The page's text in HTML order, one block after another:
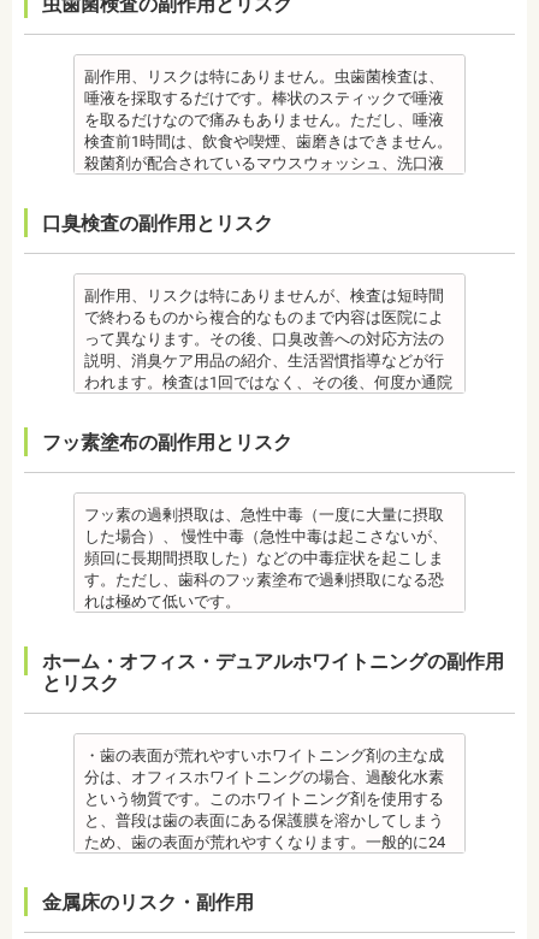
了まで治療できません。）
・虫歯や歯周炎が発生すると一旦、装置を取り外し
て歯科医院で治療をする場合もあります。
・患者様が、取り外しできる矯正装置や補助装置の
装着時間を守っていなかったり、定期的な来院がで
きなかったりした場合は、治療期間が延びる可能性
があります。
・特殊な噛み合わせ、骨の硬さ、歯のかたちの場合
癖が改善されない場合は、治療期間が延びることが
療」を終えて歯並びが改善されても、まだ歯が元の
位置に戻ろうとする傾向があるため、一定期間動か
した歯を正しい位置にとどめておく保定が必要で
す。歯の位置が安定するまでの保定期間には個人差
があるので、治療後も歯科医師の指示を守ってくだ
さい。
先生
日本大学歯学部口腔外科第２講座大学院卒業
歯学博士（口腔外科学）
日本大学歯学部非常勤講師
社会福祉法人富士白苑理事
を受診してください。
・個人差があり、かなりのストレスを受ける患者さ
んもいます。
・矯正中は、器具を装着するため、食べかすが詰ま
りやすく虫歯、歯周病を招きやすくなります。（矯
正器具をつけている箇所の虫歯治療は、基本的に矯
正終了まで治療できません。）
・虫歯や歯周炎が発生すると一旦、装置を取り外し
装着時間を守っていなかったり、定期的な来院がで
きなかった場合は、治療期間が延びる場合がありま
す。
・特殊な噛み合わせ、骨の硬さ、歯のかたちの場合
は、治療期間が長くなる場合があります。
・舌で歯を押す癖や、歯並びに悪影響をあたえる癖
が改善されない方は、治療期間が延びる場合があり
ます。
位置に戻ろうとする傾向があるため、一定期間動か
療後も歯科医師の指示を守ってください。
・矯正終了後に矯正箇所が元に戻る場合もありま
す。
監修医情報 医療法人社団日坂会 理事長 日坂充宏
先生
【プロフィール】 日本大学歯学部卒業
歯学博士（口腔外科学）
日本大学歯学部非常勤講師
合、虫歯や歯周病の発生など、治療計画よりも治療
期間が長くなる場合があります。
・矯正治療では、歯肉が下がる場合（歯肉退縮）が
あります。特に切歯（せっし：上下前歯各4本）、歯
の凸凹が大きい患者様の場合、発症する事がありま
す。
・個人差により治療期間が数年かかることがありま
す。
なることもあります。
・装置が壊れることがあります。その際は歯科医院
を受診してください。
・個人差があり、かなりのストレスを受ける患者様
もいます。
・矯正中は、器具を装着するため、食べかすが詰ま
りやすく虫歯、歯周病を招きやすくなります。（矯
正器具をつけている箇所の虫歯治療は、基本的に矯
て歯科医院で治療をする場合もあります。
・患者様が、取り外しできる矯正装置や補助装置の
装着時間を守っていなかったり、定期的な来院がで
きなかった場合は、治療期間が延びる場合がありま
す。
・特殊な噛み合わせ、骨の硬さ、歯のかたちの場合
は、治療期間が長くなる場合があります。
・舌で歯を押す癖や、歯並びに悪影響をあたえる癖
・矯正治療で歯を動かして歯並びを整える「動的治
療」を終えて歯並びが改善されても、まだ歯が元の
安定するまでの保定期間には個人差があるので、治
療後も歯科医師の指示を守ってください。
監修医情報 医療法人社団日坂会 理事長 日坂充宏
先生
【プロフィール】
日本大学歯学部卒業
歯学博士（口腔外科学）
きません。
単に取り除くことができますが、沈着したまま時間
が経過すると歯石になって歯周病を進行させてしま
います。歯科での歯石除去は、専門の機器を使用
し、歯石を取り除くことができます。
歯石を取り除けば、歯周病の治療となり歯のぐらつ
き、歯茎の出血、口臭などが改善できます。
【プロフィール】
勤務
きれない場合があります。
また、エアフローは外来性の着色は落としますが、
本来の歯の色自体は白くできません。歯自体を白く
したい場合にはホワイトニングが有効です。 着色汚
れはエアフロー後に再付着することもあります。継
続的効果を得るには、定期的な施術が必要です。
エアフローは、着色を落とす審美目的として行われ
るため、健康保険の適用外となり自由診療となりま
フローを受けられない人もいます。
ウダー粒子をジェット噴射で歯に吹き付け、歯にこ
びりついた汚れを落とすことができます。
歯科で主に歯の着色やタバコのヤニ除去の用途とし
て使われていますが、歯周ポケット内の歯周病の細
菌除去にも効果があります。
監修医情報 菊地由利佳先生
日本歯科大学新潟生命歯学部卒業
副作用、リスクは特にありません。虫歯菌検査は、
唾液を採取するだけです。棒状のスティックで唾液
を取るだけなので痛みもありません。ただし、唾液
検査前1時間は、飲食や喫煙、歯磨きはできません。
殺菌剤が配合されているマウスウォッシュ、洗口液
また検査1ヶ月以内に抗生物質を使用している場合も
正確な結果が出ないことがあるので時期を延ばす場
合もあります。健康保険の適用外となり自由診療と
なります。
備考
ご自身の唾液の量、性質、虫歯の原因菌の量を知
り、虫歯予防とセルフケア強化を目的とした検査で
す。
・酸性度（酸性になる程歯が溶けやすい）
同時に確認します。
監修医情報 菊地由利佳先生
【プロフィール】
日本歯科大学新潟生命歯学部卒業
新潟大学医歯学総合病院にて研修
都内歯科医院にて勤務
口臭検査の副作用とリスク
副作用、リスクは特にありませんが、検査は短時間
で終わるものから複合的なものまで内容は医院によ
って異なります。その後、口臭改善への対応方法の
説明、消臭ケア用品の紹介、生活習慣指導などが行
われます。検査は1回ではなく、その後、何度か通院
備考
口臭は、体調や病気と関わりがあることも多く、口
臭で悩んでいる場合はその関連性も合わせて検査が
必要です。また、よく食べる食べ物、ブラッシング
不足、喫煙や飲酒などが影響する場合もあるので、
原因がわかれば口臭軽減に向けて指導が行われま
す。
監修医情報 菊地由利佳先生
新潟大学医歯学総合病院にて研修
都内歯科医院にて勤務
フッ素塗布の副作用とリスク
フッ素の過剰摂取は、急性中毒（一度に大量に摂取
した場合）、 慢性中毒（急性中毒は起こさないが、
頻回に長期間摂取した）などの中毒症状を起こしま
す。ただし、歯科のフッ素塗布で過剰摂取になる恐
れは極めて低いです。
（過剰摂取）推定中毒量は、5歳児（体重18Kg）が
週5回法のフッ化物洗口液（0.05％フッ化ナトリウム
溶液）を40人分一度に飲んだ場合に到達（厚生労働
省 フッ化物の急性中毒量 e-ヘルスネット）
また、フッ素を塗った場合でも、ブラッシング不足
や磨き残しがあれば虫歯はできてしまいます。フッ
素は虫歯ができにくくなるだけで、通常の歯ブラ
シ、歯間掃除などは必要です。
備考 フッ素を塗布して、歯をコーティングし虫歯に
することが可能です。特に、塗布する時期に制限が
ホーム・オフィス・デュアルホワイトニングの副作用
とリスク
・歯の表面が荒れやすいホワイトニング剤の主な成
分は、オフィスホワイトニングの場合、過酸化水素
という物質です。このホワイトニング剤を使用する
と、普段は歯の表面にある保護膜を溶かしてしまう
ため、歯の表面が荒れやすくなります。一般的に24
・ホワイトニング剤の影響で知覚過敏がおこるケー
スがあります。薬剤が歯の神経に強い刺激を与えて
金属床のリスク・副作用